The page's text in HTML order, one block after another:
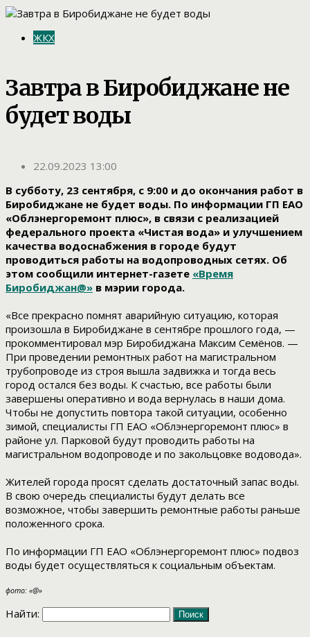
ЖКХ
Завтра в Биробиджане не
будет воды
22.09.2023 13:00
В субботу, 23 сентября, с 9:00 и до окончания работ в
Биробиджане не будет воды. По информации ГП ЕАО
«Облэнергоремонт плюс», в связи с реализацией
федерального проекта «Чистая вода» и улучшением
качества водоснабжения в городе будут
проводиться работы на водопроводных сетях. Об
этом сообщили интернет-газете «Время
Биробиджан@» в мэрии города.
«Все прекрасно помнят аварийную ситуацию, которая
произошла в Биробиджане в сентябре прошлого года, —
прокомментировал мэр Биробиджана Максим Семёнов. —
При проведении ремонтных работ на магистральном
трубопроводе из строя вышла задвижка и тогда весь
город остался без воды. К счастью, все работы были
завершены оперативно и вода вернулась в наши дома.
Чтобы не допустить повтора такой ситуации, особенно
зимой, специалисты ГП ЕАО «Облэнергоремонт плюс» в
районе ул. Парковой будут проводить работы на
магистральном водопроводе и по закольцовке водовода».
Жителей города просят сделать достаточный запас воды.
В свою очередь специалисты будут делать все
возможное, чтобы завершить ремонтные работы раньше
положенного срока.
По информации ГП ЕАО «Облэнергоремонт плюс» подвоз
воды будет осуществляться к социальным объектам.
фото: «@»
Найти: